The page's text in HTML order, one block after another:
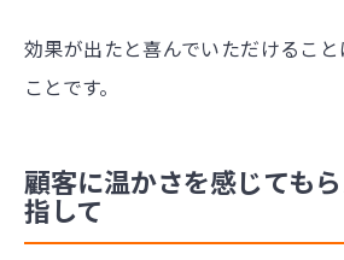
効果が出たと喜んでいただけるこ
ことです。
顧客に温かさを感じても
指して